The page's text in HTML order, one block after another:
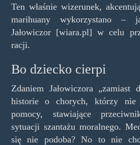
Ten właśnie wizerunek,
marihuany wykorzystano –
Jałowiczor [wiara.pl] w celu
racji.
Bo dziecko cierpi
Zdaniem Jałowiczora „zamiast
historie o chorych, którzy nie
pomocy, stawiające
sytuacji szantażu moralnego.
się nie podoba? No to nie